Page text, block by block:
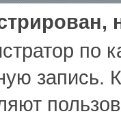
по
запись.